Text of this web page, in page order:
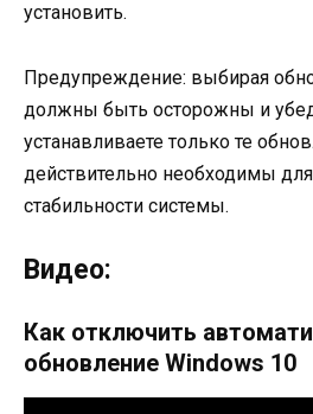
установить.
Предупреждение: выбирая
должны быть осторожны и
устанавливаете только те
действительно необходимы
стабильности системы.
Видео:
Как отключить
обновление Windows 10